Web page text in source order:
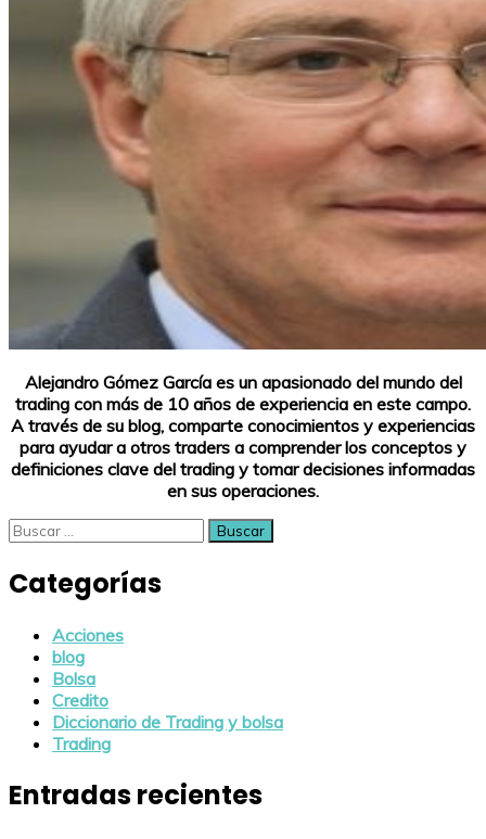
Alejandro Gómez García es un apasionado del mundo del
trading con más de 10 años de experiencia en este campo.
A través de su blog, comparte conocimientos y experiencias
para ayudar a otros traders a comprender los conceptos y
definiciones clave del trading y tomar decisiones informadas
en sus operaciones.
Buscar:
Categorías
Acciones
blog
Bolsa
Credito
Diccionario de Trading y bolsa
Trading
Entradas recientes